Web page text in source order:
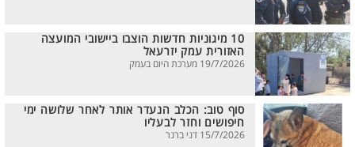
10 מיגוניות חדשות הוצבו ביישובי המועצה
האזורית עמק יזרעאל
19/7/2026 מערכת היום בעמק
סוף טוב: הכלב הנעדר אותר לאחר שלושה ימי
חיפושים וחזר לבעליו
15/7/2026 דני ברנר